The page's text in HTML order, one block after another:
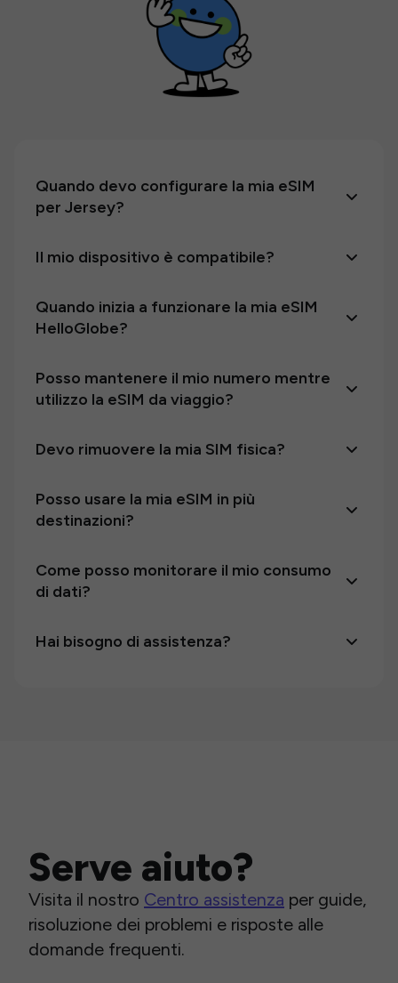
Quando devo configurare la mia eSIM
per Jersey?
Il mio dispositivo è compatibile?
Quando inizia a funzionare la mia eSIM
HelloGlobe?
Posso mantenere il mio numero mentre
utilizzo la eSIM da viaggio?
Devo rimuovere la mia SIM fisica?
Posso usare la mia eSIM in più
destinazioni?
Come posso monitorare il mio consumo
di dati?
Hai bisogno di assistenza?
Serve aiuto?
Visita il nostro Centro assistenza per guide,
risoluzione dei problemi e risposte alle
domande frequenti.